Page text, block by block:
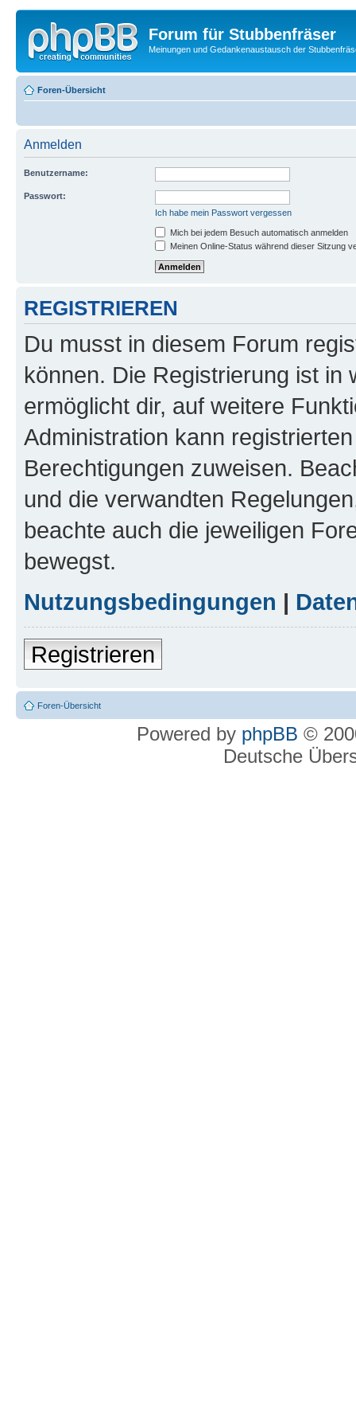
Forum für Stubbenfräser
Meinungen und Gedankenaustausch der
Foren-Übersicht
Anmelden
Benutzername:
Passwort:
Ich habe mein Passwort vergessen
Mich bei jedem Besuch automatisch anmelden
Meinen Online-Status während dieser Sitzung
REGISTRIEREN
Du musst in diesem Forum
können. Die Registrierung ist in
ermöglicht dir, auf weitere
Administration kann
Berechtigungen zuweisen.
und die verwandten
beachte auch die jeweiligen
bewegst.
Nutzungsbedingungen |
Registrieren
Foren-Übersicht
Powered by phpBB ©
Deutsche